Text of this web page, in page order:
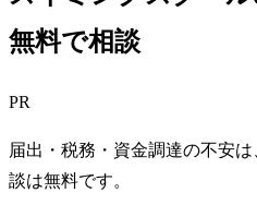
無料で相談
PR
届出・税務・資金調達の不安
談は無料です。